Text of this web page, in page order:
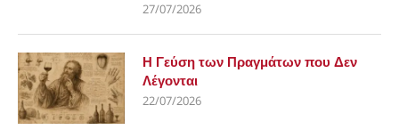
27/07/2026
Η Γεύση των Πραγμάτων που Δεν
Λέγονται
22/07/2026